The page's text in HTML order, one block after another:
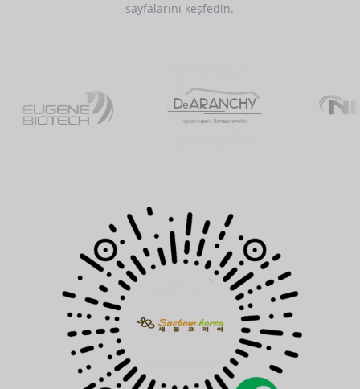
sayfalarını keşfedin.